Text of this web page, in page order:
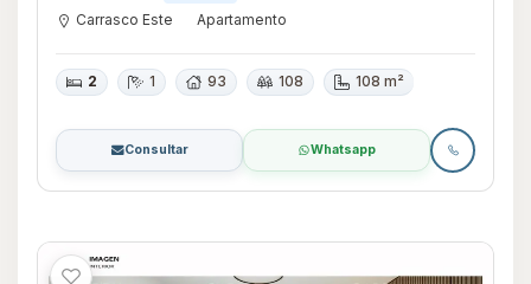
Carrasco Este Apartamento
2 1 93 108 108 m²
Consultar Whatsapp